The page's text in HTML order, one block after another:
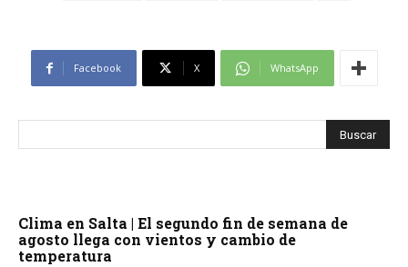
Facebook X WhatsApp
Clima en Salta | El segundo fin de semana de
agosto llega con vientos y cambio de
temperatura